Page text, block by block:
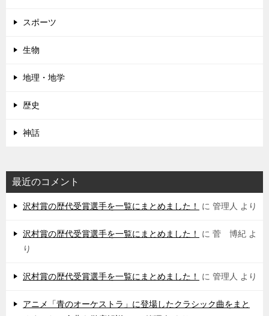
スポーツ
生物
地理・地学
歴史
神話
最近のコメント
沢村賞の歴代受賞選手を一覧にまとめました！ に 管理人 より
沢村賞の歴代受賞選手を一覧にまとめました！ に 菅 博紀 よ
り
沢村賞の歴代受賞選手を一覧にまとめました！ に 管理人 より
アニメ「青のオーケストラ」に登場したクラシック曲をまと